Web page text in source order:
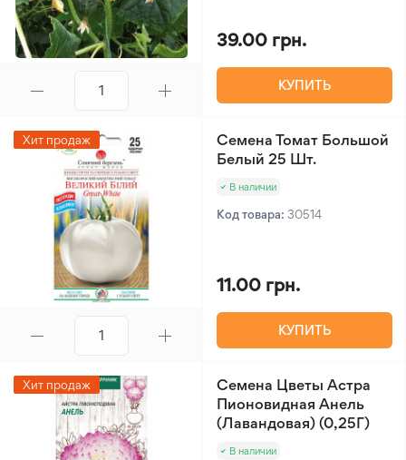
39.00 грн.
КУПИТЬ
Хит продаж
Семена Томат Большой
Белый 25 Шт.
В наличии
Код товара: 30514
11.00 грн.
КУПИТЬ
Хит продаж
Семена Цветы Астра
Пионовидная Анель
(Лавандовая) (0,25Г)
В наличии